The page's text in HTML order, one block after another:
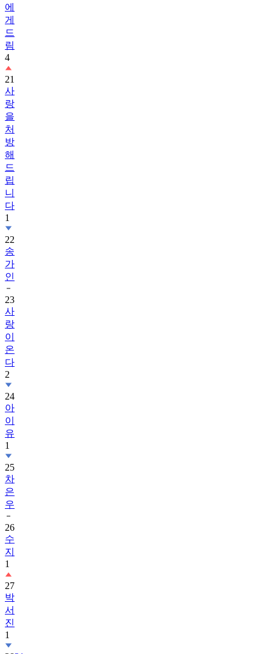
에
게
드
림
4
21
사
랑
을
처
방
해
드
립
니
다
1
22
송
가
인
23
사
랑
이
온
다
2
24
아
이
유
1
25
차
은
우
26
수
지
1
27
박
서
진
1